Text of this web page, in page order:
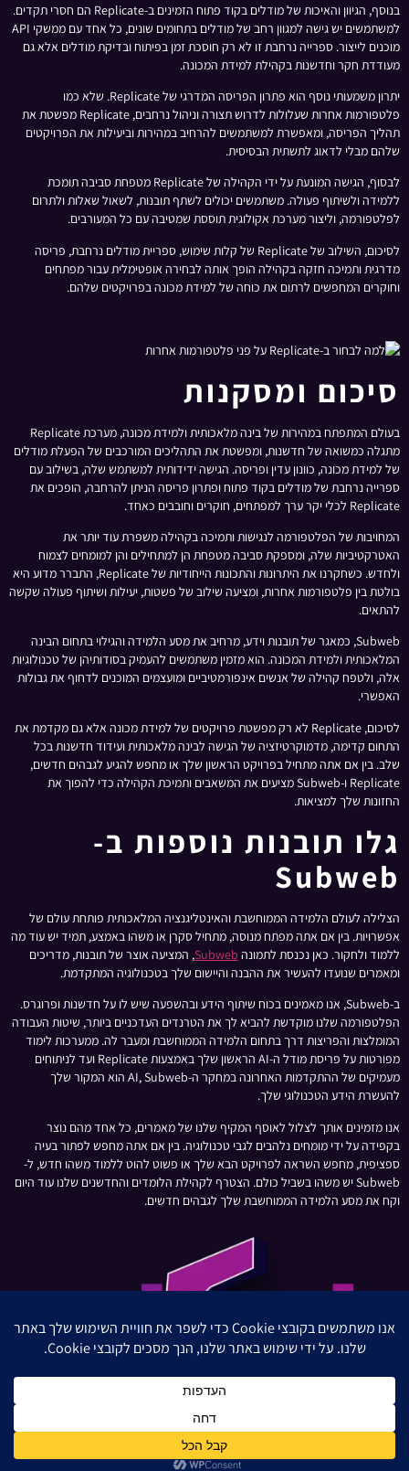
בנוסף, הגיוון והאיכות של מודלים בקוד פתוח הזמינים ב-Replicate הם חסרי תקדים.
למשתמשים יש גישה למגוון רחב של מודלים בתחומים שונים, כל אחד עם ממשקי API
מוכנים לייצור. ספרייה נרחבת זו לא רק חוסכת זמן בפיתוח ובדיקת מודלים אלא גם
מעודדת חקר וחדשנות בקהילת למידת המכונה.
יתרון משמעותי נוסף הוא פתרון הפריסה המדרגי של Replicate. שלא כמו
פלטפורמות אחרות שעלולות לדרוש תצורה וניהול נרחבים, Replicate מפשטת את
תהליך הפריסה, ומאפשרת למשתמשים להרחיב במהירות וביעילות את הפרויקטים
שלהם מבלי לדאוג לתשתית הבסיסית.
לבסוף, הגישה המונעת על ידי הקהילה של Replicate מטפחת סביבה תומכת
ללמידה ולשיתוף פעולה. משתמשים יכולים לשתף תובנות, לשאול שאלות ולתרום
לפלטפורמה, וליצור מערכת אקולוגית תוססת שמטיבה עם כל המעורבים.
לסיכום, השילוב של Replicate של קלות שימוש, ספריית מודלים נרחבת, פריסה
מדרגית ותמיכה חזקה בקהילה הופך אותה לבחירה אופטימלית עבור מפתחים
וחוקרים המחפשים לרתום את כוחה של למידת מכונה בפרויקטים שלהם.
סיכום ומסקנות
בעולם המתפתח במהירות של בינה מלאכותית ולמידת מכונה, מערכת Replicate
מתגלה כמשואה של חדשנות, ומפשטת את התהליכים המורכבים של הפעלת מודלים
של למידת מכונה, כוונון עדין ופריסה. הגישה ידידותית למשתמש שלה, בשילוב עם
ספרייה נרחבת של מודלים בקוד פתוח ופתרון פריסה הניתן להרחבה, הופכים את
Replicate לכלי יקר ערך למפתחים, חוקרים וחובבים כאחד.
המחויבות של הפלטפורמה לנגישות ותמיכה בקהילה משפרת עוד יותר את
האטרקטיביות שלה, ומספקת סביבה מטפחת הן למתחילים והן למומחים לצמוח
ולחדש. כשחקרנו את היתרונות והתכונות הייחודיות של Replicate, התברר מדוע היא
בולטת בין פלטפורמות אחרות, ומציעה שילוב של פשטות, יעילות ושיתוף פעולה שקשה
להתאים.
Subweb, כמאגר של תובנות וידע, מרחיב את מסע הלמידה והגילוי בתחום הבינה
המלאכותית ולמידת המכונה. הוא מזמין משתמשים להעמיק בסודותיהן של טכנולוגיות
אלה, ולטפח קהילה של אנשים אינפורמטיביים ומועצמים המוכנים לדחוף את גבולות
האפשרי.
לסיכום, Replicate לא רק מפשטת פרויקטים של למידת מכונה אלא גם מקדמת את
התחום קדימה, מדמוקרטיזציה של הגישה לבינה מלאכותית ועידוד חדשנות בכל
שלב. בין אם אתה מתחיל בפרויקט הראשון שלך או מחפש להגיע לגבהים חדשים,
Replicate ו-Subweb מציעים את המשאבים ותמיכת הקהילה כדי להפוך את
החזונות שלך למציאות.
גלו תובנות נוספות ב-
Subweb
הצלילה לעולם הלמידה הממוחשבת והאינטליגנציה המלאכותית פותחת עולם של
אפשרויות. בין אם אתה מפתח מנוסה, מתחיל סקרן או משהו באמצע, תמיד יש עוד מה
ללמוד ולחקור. כאן נכנסת לתמונה Subweb, המציעה אוצר של תובנות, מדריכים
ומאמרים שנועדו להעשיר את ההבנה והיישום שלך בטכנולוגיה המתקדמת.
ב-Subweb, אנו מאמינים בכוח שיתוף הידע ובהשפעה שיש לו על חדשנות ופרוגרס.
הפלטפורמה שלנו מוקדשת להביא לך את הטרנדים העדכניים ביותר, שיטות העבודה
המומלצות והפריצות דרך בתחום הלמידה הממוחשבת ומעבר לה. ממערכות לימוד
מפורטות על פריסת מודל ה-AI הראשון שלך באמצעות Replicate ועד לניתוחים
מעמיקים של ההתקדמות האחרונה במחקר ה-AI, Subweb הוא המקור שלך
להעשרת הידע הטכנולוגי שלך.
אנו מזמינים אותך לצלול לאוסף המקיף שלנו של מאמרים, כל אחד מהם נוצר
בקפידה על ידי מומחים נלהבים לגבי טכנולוגיה. בין אם אתה מחפש לפתור בעיה
ספציפית, מחפש השראה לפרויקט הבא שלך או פשוט להוט ללמוד משהו חדש, ל-
Subweb יש משהו בשביל כולם. הצטרף לקהילת הלומדים והחדשנים שלנו עוד היום
וקח את מסע הלמידה הממוחשבת שלך לגבהים חדשים.
חברת השיווק בדיגיטל הגדולה והמובילה בישראל
All rights reserved